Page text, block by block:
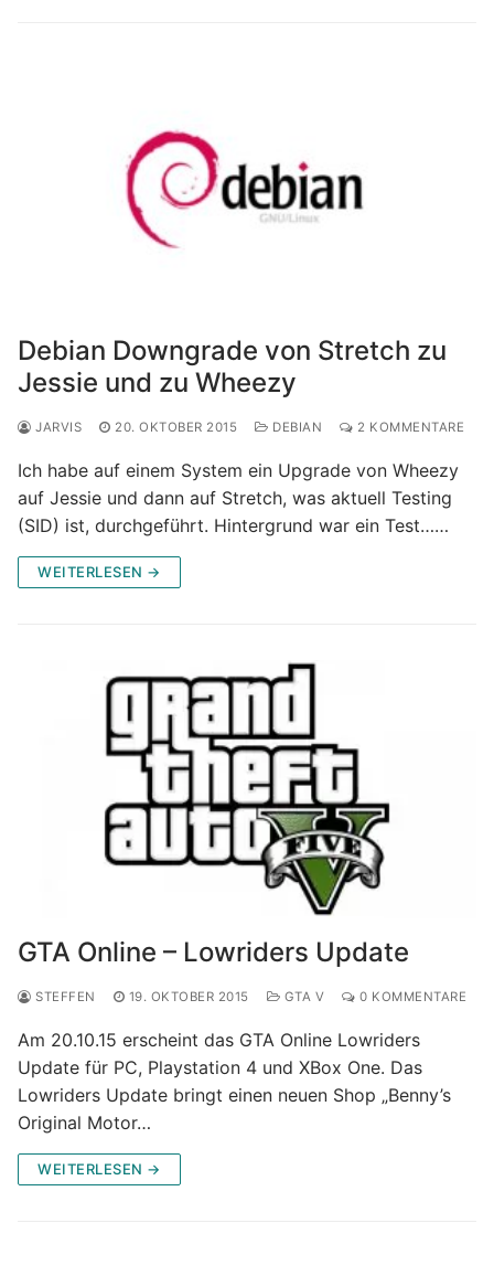
Debian Downgrade von Stretch zu
Jessie und zu Wheezy
JARVIS 20. OKTOBER 2015 DEBIAN 2 KOMMENTARE
Ich habe auf einem System ein Upgrade von Wheezy
auf Jessie und dann auf Stretch, was aktuell Testing
(SID) ist, durchgeführt. Hintergrund war ein Test……
WEITERLESEN →
GTA Online – Lowriders Update
STEFFEN 19. OKTOBER 2015 GTA V 0 KOMMENTARE
Am 20.10.15 erscheint das GTA Online Lowriders
Update für PC, Playstation 4 und XBox One. Das
Lowriders Update bringt einen neuen Shop „Benny’s
Original Motor…
WEITERLESEN →